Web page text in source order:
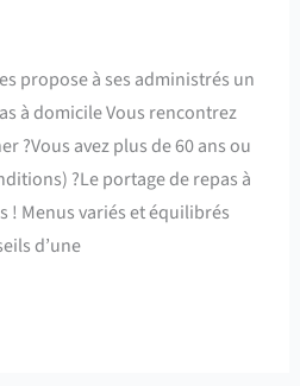
propose à ses administrés un
à domicile Vous rencontrez
?Vous avez plus de 60 ans ou
?Le portage de repas à
! Menus variés et équilibrés
d’une